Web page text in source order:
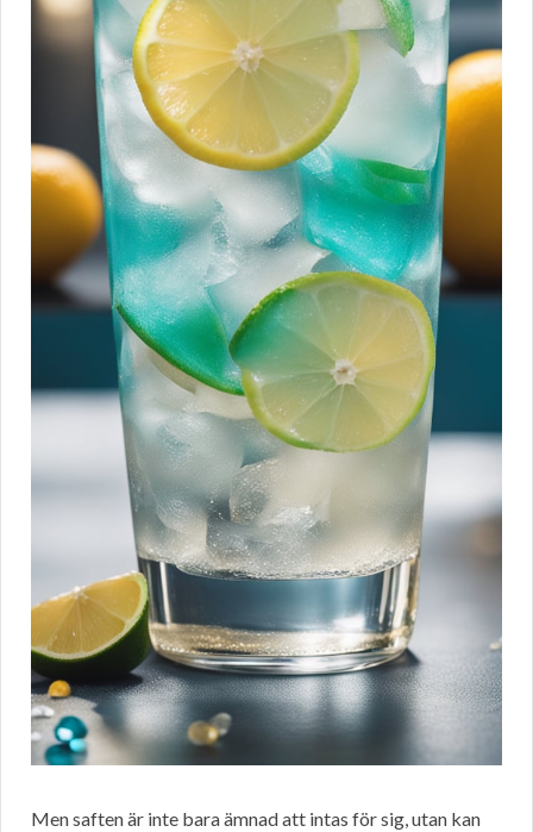
Men saften är inte bara ämnad att intas för sig, utan kan